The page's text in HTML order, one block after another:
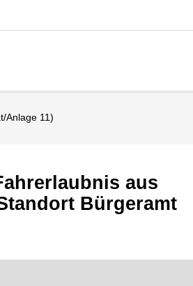
Anlage 11)
aus
Bürgeramt